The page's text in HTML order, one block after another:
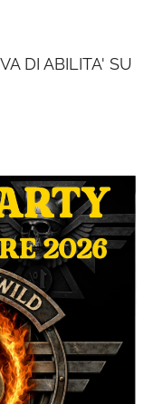
DI ABILITA' SU